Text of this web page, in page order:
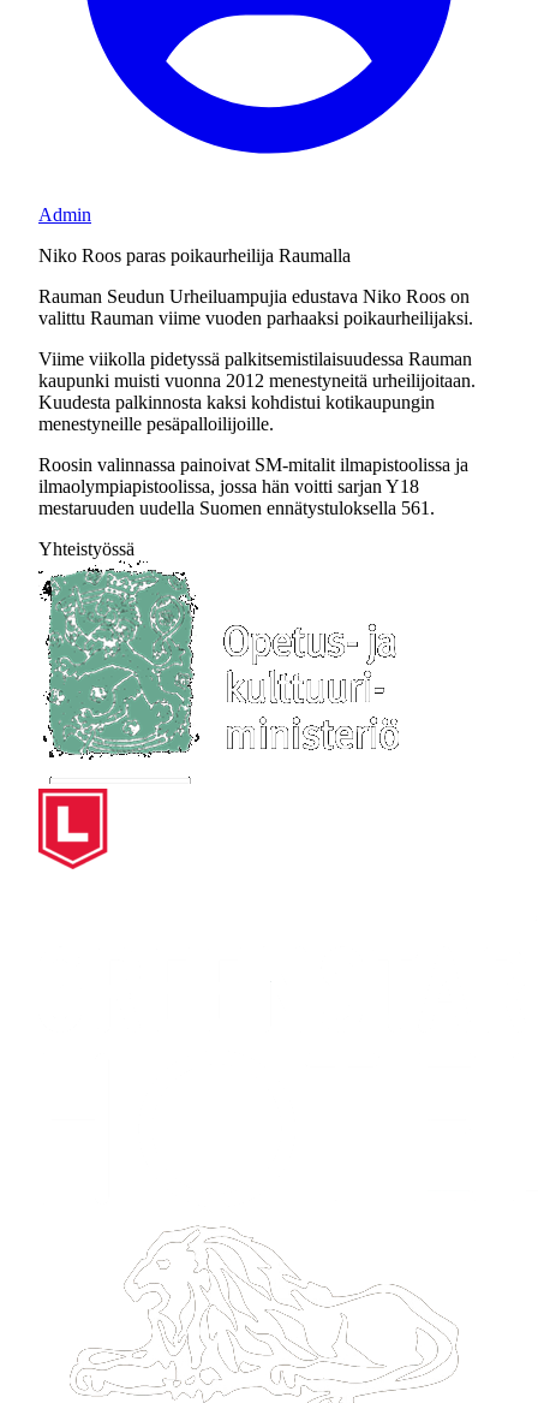
Admin
Niko Roos paras poikaurheilija Raumalla
Rauman Seudun Urheiluampujia edustava Niko Roos on
valittu Rauman viime vuoden parhaaksi poikaurheilijaksi.
Viime viikolla pidetyssä palkitsemistilaisuudessa Rauman
kaupunki muisti vuonna 2012 menestyneitä urheilijoitaan.
Kuudesta palkinnosta kaksi kohdistui kotikaupungin
menestyneille pesäpalloilijoille.
Roosin valinnassa painoivat SM-mitalit ilmapistoolissa ja
ilmaolympiapistoolissa, jossa hän voitti sarjan Y18
mestaruuden uudella Suomen ennätystuloksella 561.
Yhteistyössä